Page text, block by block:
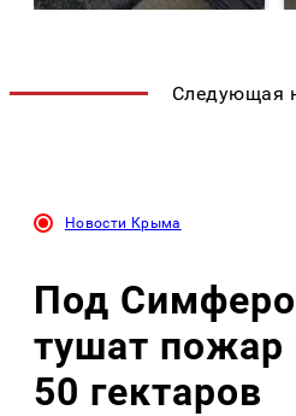
Следующая
Новости Крыма
Под
тушат
50 гектаров